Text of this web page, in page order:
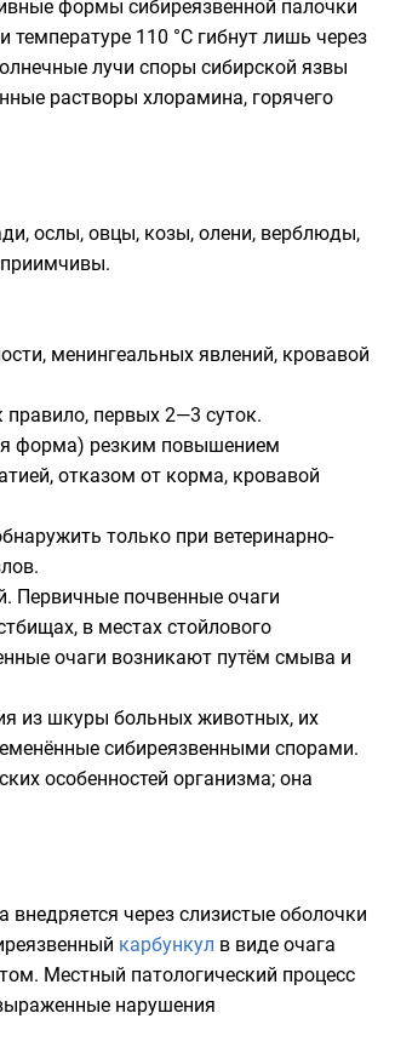
формы сибиреязвенной палочки
температуре 110 °C гибнут лишь через
лучи споры сибирской язвы
растворы хлорамина, горячего
, ослы, овцы, козы, олени, верблюды,
менингеальных явлений, кровавой
первых 2—3 суток.
форма) резким повышением
отказом от корма, кровавой
только при ветеринарно-
Первичные почвенные очаги
в местах стойлового
очаги возникают путём смыва и
из шкуры больных животных, их
сибиреязвенными спорами.
особенностей организма; она
внедряется через слизистые оболочки
карбункул в виде очага
. Местный патологический процесс
нарушения